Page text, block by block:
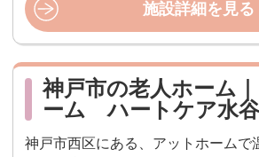
施設詳細を見る
神戸市の老人ホーム
ーム ハートケア水谷
神戸市西区にある、アットホームで